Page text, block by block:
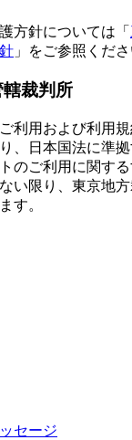
方針については「
」をご参照くださ
裁判所
利用および利用
、日本国法に準
のご利用に関す
い限り、東京地
す。
セージ